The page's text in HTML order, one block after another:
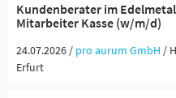
Kundenberater im
Mitarbeiter Kasse (w/m/d)
24.07.2026 / pro aurum GmbH /
Erfurt